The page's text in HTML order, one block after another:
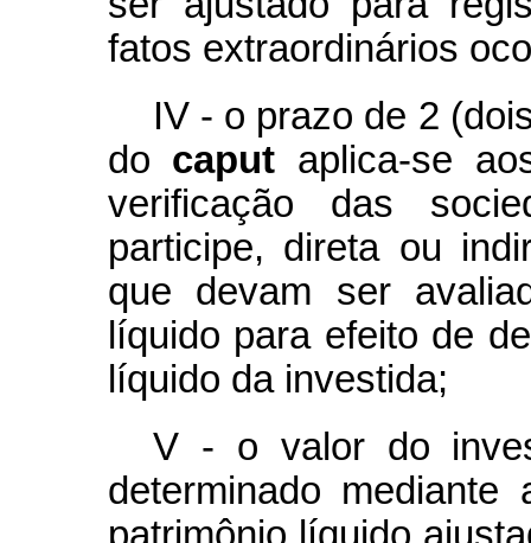
fatos extraordinários
IV - o prazo de 2
do caput aplica-se
verificação das
participe, direta ou
que devam ser
líquido para efeito de
líquido da investida;
V - o valor do
determinado